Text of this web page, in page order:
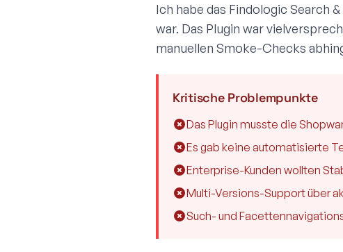
Ich habe das Findologic Search
war. Das Plugin war
manuellen Smoke-Checks
Kritische Problempunkte
Das Plugin musste die
Es gab keine automatisierte
Enterprise-Kunden wollten
Multi-Versions-Support über
Such- und